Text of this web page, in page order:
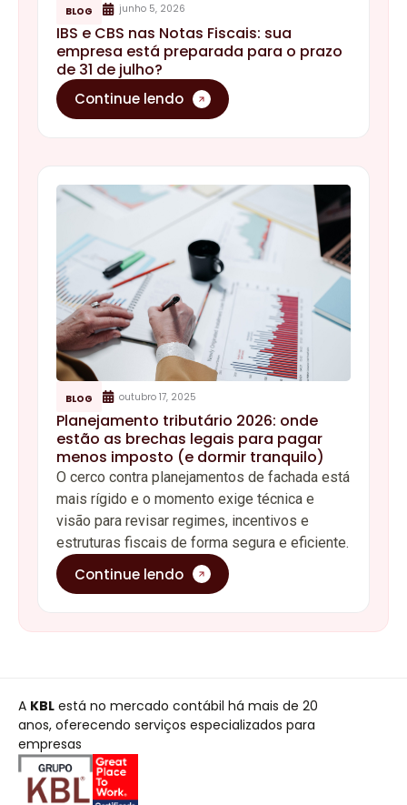
BLOG junho 5, 2026
IBS e CBS nas Notas Fiscais: sua
empresa está preparada para o prazo
de 31 de julho?
Continue lendo
BLOG outubro 17, 2025
Planejamento tributário 2026: onde
estão as brechas legais para pagar
menos imposto (e dormir tranquilo)
O cerco contra planejamentos de fachada está
mais rígido e o momento exige técnica e
visão para revisar regimes, incentivos e
estruturas fiscais de forma segura e eficiente.
Continue lendo
A KBL está no mercado contábil há mais de 20
anos, oferecendo serviços especializados para
empresas